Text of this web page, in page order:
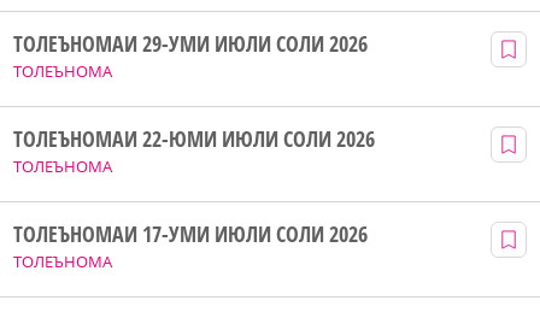
ТОЛЕЪНОМА
ТОЛЕЪНОМАИ 29-УМИ ИЮЛИ СОЛИ 2026
ТОЛЕЪНОМА
ТОЛЕЪНОМАИ 22-ЮМИ ИЮЛИ СОЛИ 2026
ТОЛЕЪНОМА
ТОЛЕЪНОМАИ 17-УМИ ИЮЛИ СОЛИ 2026